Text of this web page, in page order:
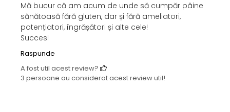
Mă bucur că am acum de unde să cumpăr pâine
sănătoasă fără gluten, dar și fără ameliatori,
potențiatori, îngrășători și alte cele!
Succes!
Raspunde
A fost util acest review?
3 persoane au considerat acest review util!